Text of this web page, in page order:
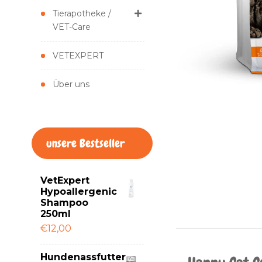
Tierapotheke /
VET-Care
VETEXPERT
Über uns
unsere Bestseller
VetExpert
Hypoallergenic
Shampoo
250ml
€12,00
Hundenassfutter